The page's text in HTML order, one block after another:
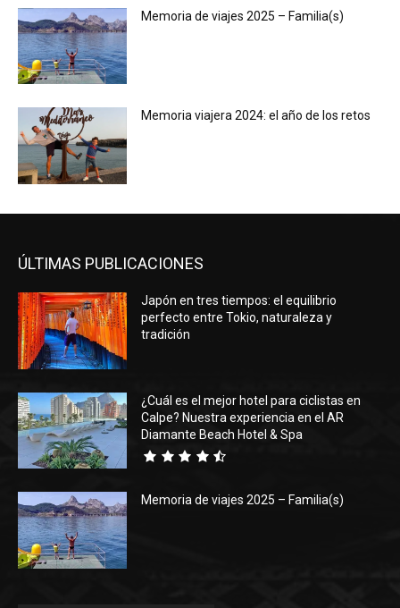
Memoria de viajes 2025 – Familia(s)
Memoria viajera 2024: el año de los retos
ÚLTIMAS PUBLICACIONES
Japón en tres tiempos: el equilibrio
perfecto entre Tokio, naturaleza y
tradición
¿Cuál es el mejor hotel para ciclistas en
Calpe? Nuestra experiencia en el AR
Diamante Beach Hotel & Spa
Memoria de viajes 2025 – Familia(s)